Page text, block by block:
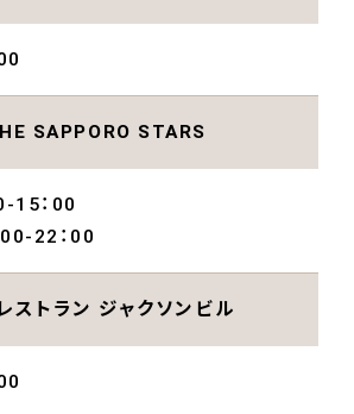
SAPPORO STARS
15：00
00-22：00
ストラン ジャクソンビル